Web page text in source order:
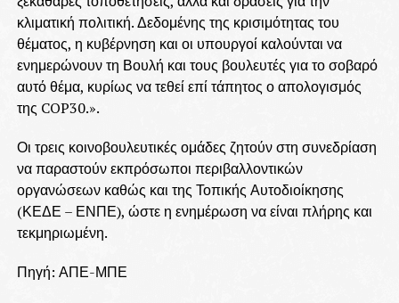
κλιματική πολιτική. Δεδομένης της κρισιμότητας του
θέματος, η κυβέρνηση και οι υπουργοί καλούνται να
ενημερώνουν τη Βουλή και τους βουλευτές για το σοβαρό
αυτό θέμα, κυρίως να τεθεί επί τάπητος ο απολογισμός
της COP30.».
Οι τρεις κοινοβουλευτικές ομάδες ζητούν στη συνεδρίαση
να παραστούν εκπρόσωποι περιβαλλοντικών
οργανώσεων καθώς και της Τοπικής Αυτοδιοίκησης
(ΚΕΔΕ – ΕΝΠΕ), ώστε η ενημέρωση να είναι πλήρης και
τεκμηριωμένη.
Πηγή: ΑΠΕ-ΜΠΕ